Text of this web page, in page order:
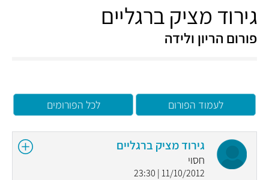
ועוד...
גירוד מציק ברגליים
פורום הריון ולידה
לעמוד הפורום לכל הפורומים
גירוד מציק ברגליים
חסוי
11/10/2012 | 23:30